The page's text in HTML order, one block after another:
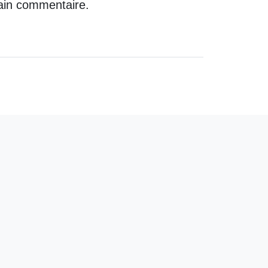
commentaire.